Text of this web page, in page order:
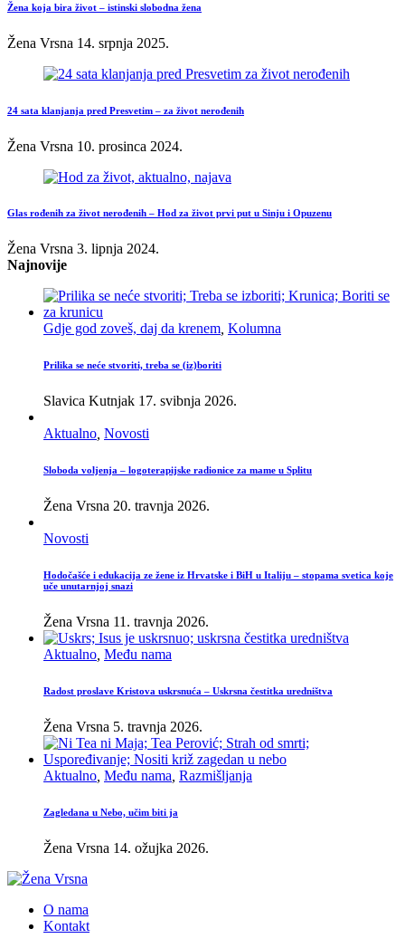
Žena koja bira život – istinski slobodna žena
Žena Vrsna 14. srpnja 2025.
24 sata klanjanja pred Presvetim – za život nerođenih
Žena Vrsna 10. prosinca 2024.
Glas rođenih za život nerođenih – Hod za život prvi put u Sinju i Opuzenu
Žena Vrsna 3. lipnja 2024.
Najnovije
Gdje god zoveš, daj da krenem, Kolumna
Prilika se neće stvoriti, treba se (iz)boriti
Slavica Kutnjak 17. svibnja 2026.
Aktualno Novosti
Sloboda voljenja – logoterapijske radionice za mame u Splitu
Žena Vrsna 20. travnja 2026.
Novosti
Hodočašće i edukacija ze žene iz Hrvatske i BiH u Italiju – stopama svetica koje
uče unutarnjoj snazi
Žena Vrsna 11. travnja 2026.
Aktualno Među nama
Radost proslave Kristova uskrsnuća – Uskrsna čestitka uredništva
Žena Vrsna 5. travnja 2026.
Aktualno Među nama Razmišljanja
Zagledana u Nebo, učim biti ja
Žena Vrsna 14. ožujka 2026.
O nama
Kontakt